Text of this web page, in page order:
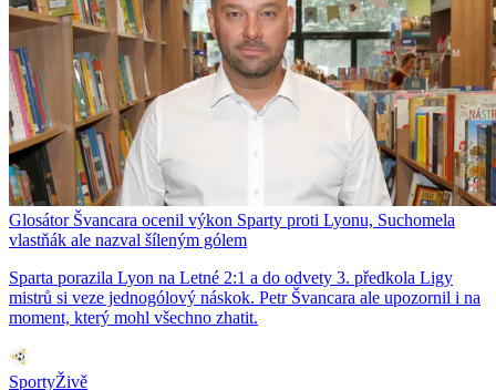
Glosátor Švancara ocenil výkon Sparty proti Lyonu, Suchomela
vlastňák ale nazval šíleným gólem
Sparta porazila Lyon na Letné 2:1 a do odvety 3. předkola Ligy
mistrů si veze jednogólový náskok. Petr Švancara ale upozornil i na
moment, který mohl všechno zhatit.
SportyŽivě